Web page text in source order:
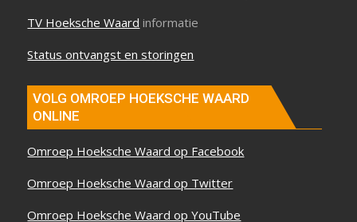
TV Hoeksche Waard informatie
Status ontvangst en storingen
VOLG OMROEP HOEKSCHE WAARD
ONLINE
Omroep Hoeksche Waard op Facebook
Omroep Hoeksche Waard op Twitter
Omroep Hoeksche Waard op YouTube